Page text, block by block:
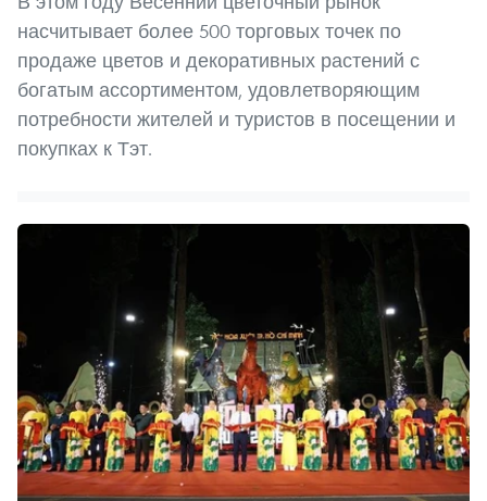
насчитывает более 500 торговых точек по
продаже цветов и декоративных растений с
богатым ассортиментом, удовлетворяющим
потребности жителей и туристов в посещении и
покупках к Тэт.